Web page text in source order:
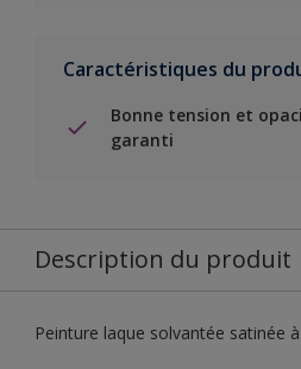
Caractéristiques du
Bonne tension et
garanti
Description du produit
Peinture laque solvantée satinée